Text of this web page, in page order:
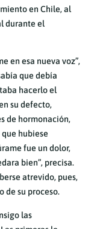
en Chile, al
durante el
en esa nueva voz”,
que debía
hacerlo el
su defecto,
de hormonación,
hubiese
fue un dolor,
bien”, precisa.
atrevido, pues,
de su proceso.
las